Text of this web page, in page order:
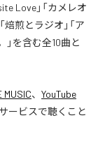
Love」「カメレオ
焙煎とラジオ」「ア
」を含む全10曲と
MUSIC、 YouTube
ービスで聴くこと